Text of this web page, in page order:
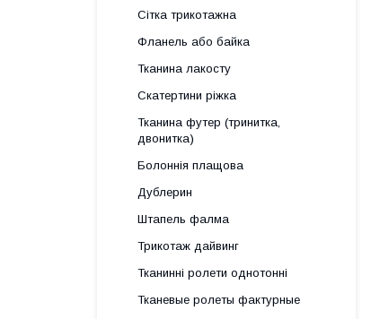
Сітка трикотажна
Фланель або байка
Тканина лакосту
Скатертини ріжка
Тканина футер (тринитка,
двонитка)
Болоннія плащова
Дублерин
Штапель фалма
Трикотаж дайвинг
Тканинні ролети однотонні
Тканевые ролеты фактурные